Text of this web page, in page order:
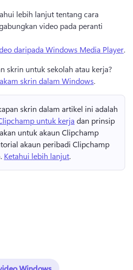
lebih lanjut tentang cara
video pada peranti
daripada Windows Media Player
skrin dalam Windows.
skrin dalam artikel ini adalah
untuk kerja ⁠ dan prinsip
untuk akaun Clipchamp
akaun peribadi Clipchamp
Ketahui lebih lanjut.